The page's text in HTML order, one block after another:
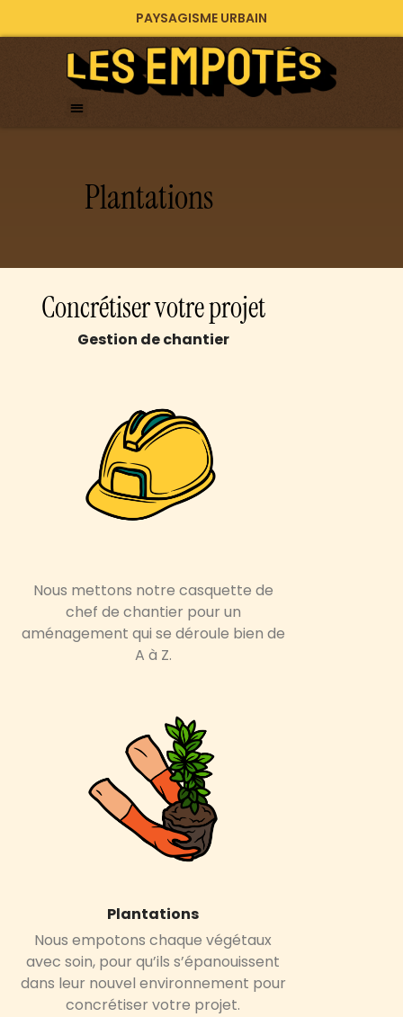
PAYSAGISME URBAIN
Plantations
Concrétiser votre projet
Gestion de chantier
Nous mettons notre casquette de
chef de chantier pour un
aménagement qui se déroule bien de
A à Z.
Plantations
Nous empotons chaque végétaux
avec soin, pour qu’ils s’épanouissent
dans leur nouvel environnement pour
concrétiser votre projet.